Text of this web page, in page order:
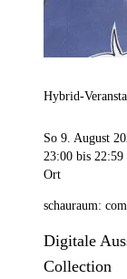
Hybrid-
So 9. August
23:00 bis 22:59
Ort
schauraum:
Digitale
Collection